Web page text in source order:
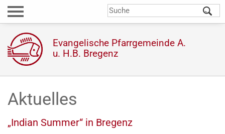
Direkt
zum
Evangelische Pfarrgemeinde A.
u. H.B. Bregenz
Suchformular
Aktuelles
„Indian Summer“ in Bregenz